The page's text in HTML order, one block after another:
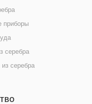
приборы
серебра
серебра